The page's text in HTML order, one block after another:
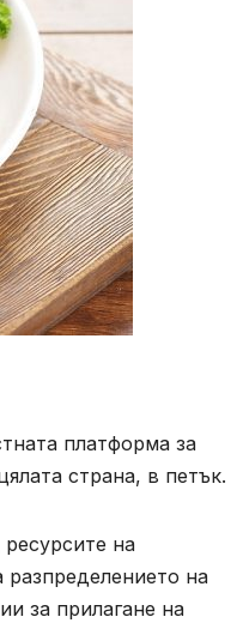
платформа за
страна, в петък.
на
на
за прилагане на